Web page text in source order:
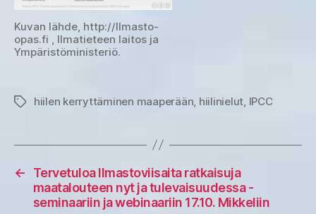
Kuvan lähde, http://Ilmasto-
opas.fi , Ilmatieteen laitos ja
Ympäristöministeriö.
Avainsanat
hiilen kerryttäminen maaperään, hiilinielut, IPCC
←
Tervetuloa Ilmastoviisaita ratkaisuja
maatalouteen nyt ja tulevaisuudessa -
seminaariin ja webinaariin 17.10. Mikkeliin